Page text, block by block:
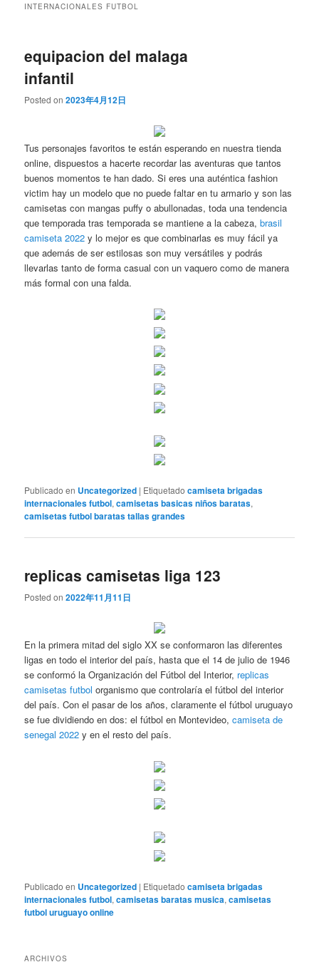
INTERNACIONALES FUTBOL
equipacion del malaga
infantil
Posted on2023年4月12日
Tus personajes favoritos te están esperando en nuestra tienda
online, dispuestos a hacerte recordar las aventuras que tantos
buenos momentos te han dado. Si eres una auténtica fashion
victim hay un modelo que no puede faltar en tu armario y son las
camisetas con mangas puffy o abullonadas, toda una tendencia
que temporada tras temporada se mantiene a la cabeza,brasil
camiseta 2022 y lo mejor es que combinarlas es muy fácil ya
que además de ser estilosas son muy versátiles y podrás
llevarlas tanto de forma casual con un vaquero como de manera
más formal con una falda.
Publicado en Uncategorized | Etiquetado camiseta brigadas
internacionales futbol,camisetas basicas niños baratas,
camisetas futbol baratas tallas grandes
replicas camisetas liga 123
Posted on2022年11月11日
En la primera mitad del siglo XX se conformaron las diferentes
ligas en todo el interior del país, hasta que el 14 de julio de 1946
se conformó la Organización del Fútbol del Interior, replicas
camisetas futbol organismo que controlaría el fútbol del interior
del país. Con el pasar de los años, claramente el fútbol uruguayo
se fue dividiendo en dos: el fútbol en Montevideo,camiseta de
senegal 2022 y en el resto del país.
Publicado en Uncategorized | Etiquetado camiseta brigadas
internacionales futbol,camisetas baratas musica,camisetas
futbol uruguayo online
ARCHIVOS